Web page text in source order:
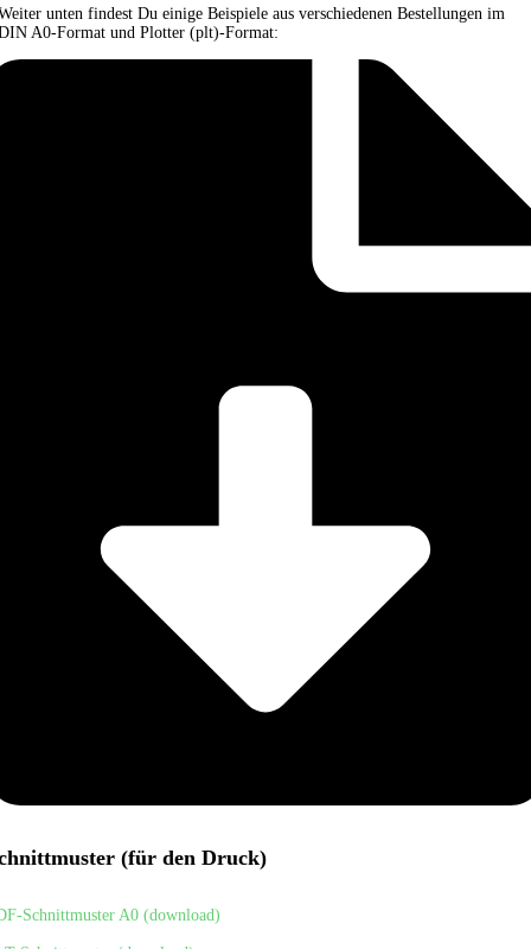
unten findest Du einige Beispiele aus verschiedenen Bestellungen im
A0-Format und Plotter (plt)-Format:
(für den Druck)
Schnittmuster A0 (download)